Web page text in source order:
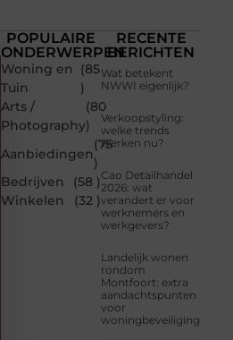
POPULAIRE
ONDERWERPEN
Woning en
Tuin
(85
)
Arts /
Photography
(80
)
Aanbiedingen
(75
)
Bedrijven
(58 )
Winkelen
(32 )
RECENTE
BERICHTEN
Wat betekent
NWWI eigenlijk?
Verkoopstyling:
welke trends
werken nu?
Cao Detailhandel
2026: wat
verandert er voor
werknemers en
werkgevers?
Landelijk wonen
rondom
Montfoort: extra
aandachtspunten
voor
woningbeveiliging